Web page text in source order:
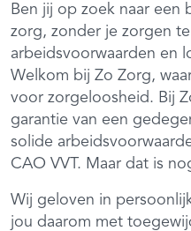
Ben jij op zoek naar een
zorg, zonder je zorgen
arbeidsvoorwaarden en
Welkom bij Zo Zorg,
voor zorgeloosheid. Bij
garantie van een
solide
CAO VVT. Maar dat is
Wij geloven in
jou daarom met